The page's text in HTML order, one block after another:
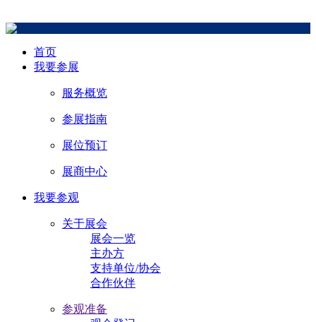
首页
我要参展
服务概览
参展指南
展位预订
展商中心
我要参观
关于展会
展会一览
主办方
支持单位/协会
合作伙伴
参观准备